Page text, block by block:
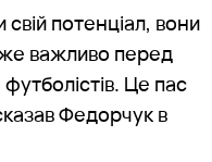
потенціал, вони
важливо перед
Це пас
Федорчук в